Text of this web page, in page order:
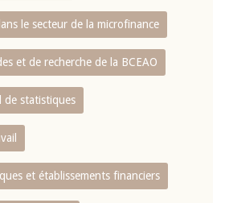
le secteur de la microfinance
et de recherche de la BCEAO
de statistiques
et établissements financiers